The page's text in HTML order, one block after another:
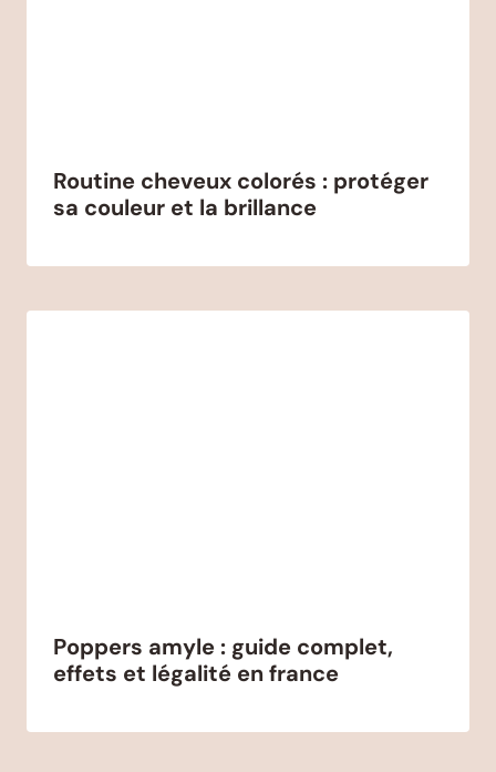
Routine cheveux colorés : protéger
sa couleur et la brillance
Poppers amyle : guide complet,
effets et légalité en france